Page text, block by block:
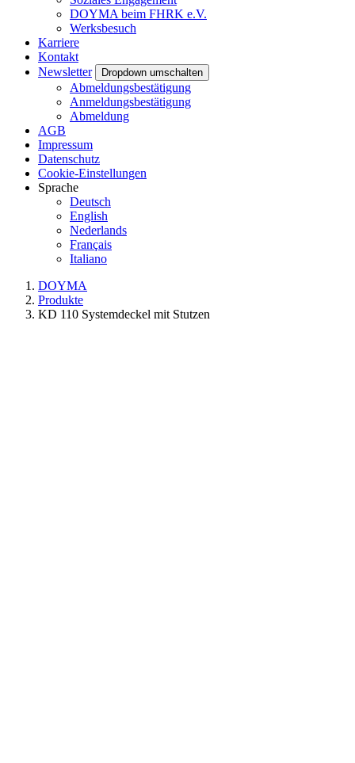
DOYMA beim FHRK e.V.
Werksbesuch
Karriere
Kontakt
Newsletter
Dropdown umschalten
Abmeldungsbestätigung
Anmeldungsbestätigung
Abmeldung
AGB
Impressum
Datenschutz
Cookie-Einstellungen
Sprache
Deutsch
English
Nederlands
Français
Italiano
DOYMA
Produkte
KD 110 Systemdeckel mit Stutzen